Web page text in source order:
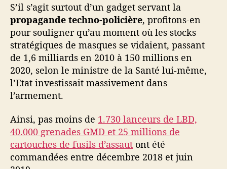
S’il s’agit surtout d’un gadget servant la
propagande techno-policière, profitons-en
pour souligner qu’au moment où les stocks
stratégiques de masques se vidaient, passant
de 1,6 milliards en 2010 à 150 millions en
2020, selon le ministre de la Santé lui-même,
l’Etat investissait massivement dans
l’armement.
Ainsi, pas moins de 1.730 lanceurs de LBD,
40.000 grenades GMD et 25 millions de
cartouches de fusils d’assaut ont été
commandées entre décembre 2018 et juin